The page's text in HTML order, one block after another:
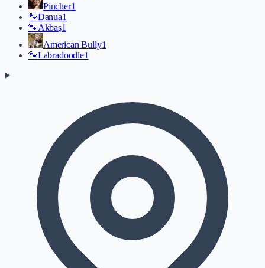
Pincher1
🐾Danua1
🐾Akbaş1
American Bully1
🐾Labradoodle1